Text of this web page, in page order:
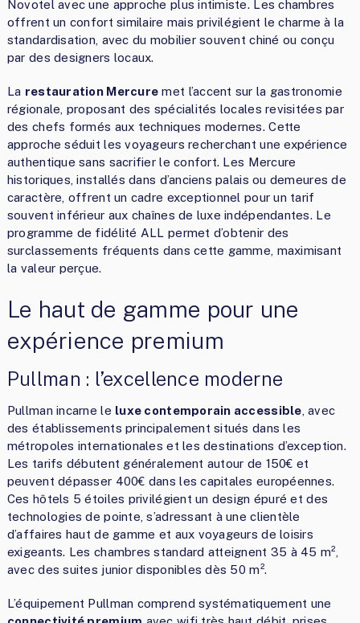
Novotel avec une approche plus intimiste. Les chambres
offrent un confort similaire mais privilégient le charme à la
standardisation, avec du mobilier souvent chiné ou conçu
par des designers locaux.
La restauration Mercure met l’accent sur la gastronomie
régionale, proposant des spécialités locales revisitées par
des chefs formés aux techniques modernes. Cette
approche séduit les voyageurs recherchant une expérience
authentique sans sacrifier le confort. Les Mercure
historiques, installés dans d’anciens palais ou demeures de
caractère, offrent un cadre exceptionnel pour un tarif
souvent inférieur aux chaînes de luxe indépendantes. Le
programme de fidélité ALL permet d’obtenir des
surclassements fréquents dans cette gamme, maximisant
la valeur perçue.
Le haut de gamme pour une
expérience premium
Pullman : l’excellence moderne
Pullman incarne le luxe contemporain accessible , avec
des établissements principalement situés dans les
métropoles internationales et les destinations d’exception.
Les tarifs débutent généralement autour de 150€ et
peuvent dépasser 400€ dans les capitales européennes.
Ces hôtels 5 étoiles privilégient un design épuré et des
technologies de pointe, s’adressant à une clientèle
d’affaires haut de gamme et aux voyageurs de loisirs
exigeants. Les chambres standard atteignent 35 à 45 m²,
avec des suites junior disponibles dès 50 m².
L’équipement Pullman comprend systématiquement une